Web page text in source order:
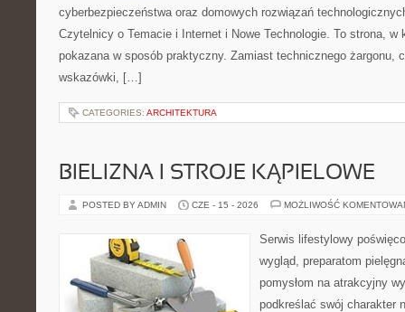
cyberbezpieczeństwa oraz domowych rozwiązań
Czytelnicy o Temacie i Internet i Nowe Technologie. To strona, w
pokazana w sposób praktyczny. Zamiast technicznego żargonu,
wskazówki, […]
CATEGORIES: ARCHITEKTURA
BIELIZNA I STROJE KĄPIELOWE
POSTED BY ADMIN CZE - 15 - 2026 MOŻLIWOŚĆ
Serwis lifestylowy
wygląd, preparatom
pomysłom na atrakcyjny
podkreślać swój charakter